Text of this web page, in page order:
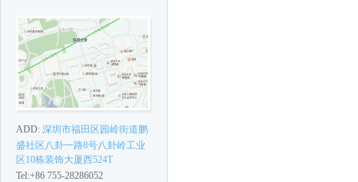
ADD: 深圳市福田区园岭街道鹏
盛社区八卦一路8号八卦岭工业
区10栋装饰大厦西524T
Tel:+86 755-28286052